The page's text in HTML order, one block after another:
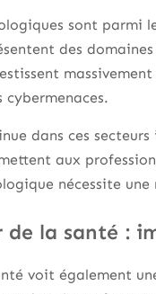
sont parmi
des
dans ces
aux
nécessite
de la santé :
voit également